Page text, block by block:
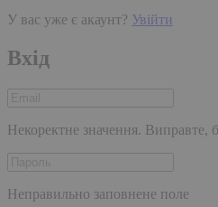
У вас уже є акаунт? Увійти
Вхід
Некоректне значення. Виправте,
Неправильно заповнене поле